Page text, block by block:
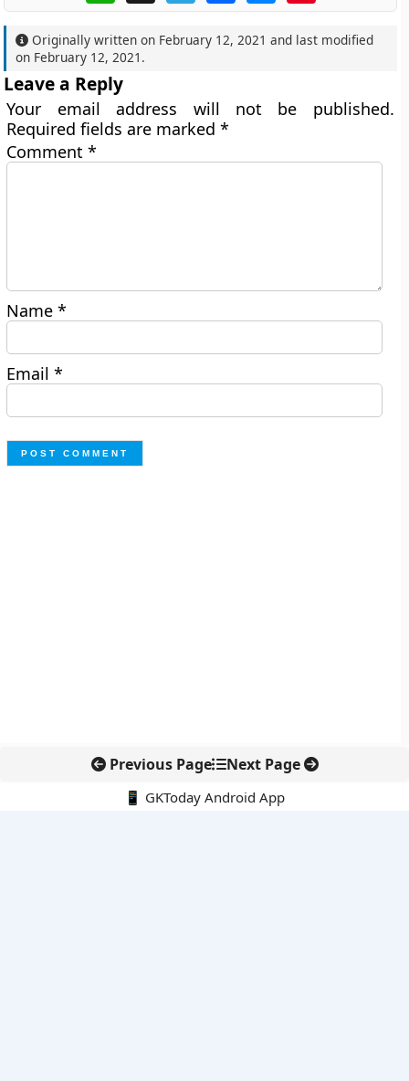
Originally written on February 12, 2021 and last modified
on February 12, 2021 .
Leave a Reply
Your email address will not be published.
Required fields are marked*
Comment*
Name*
Email*
Previous Page Next Page
📱 GKToday Android App